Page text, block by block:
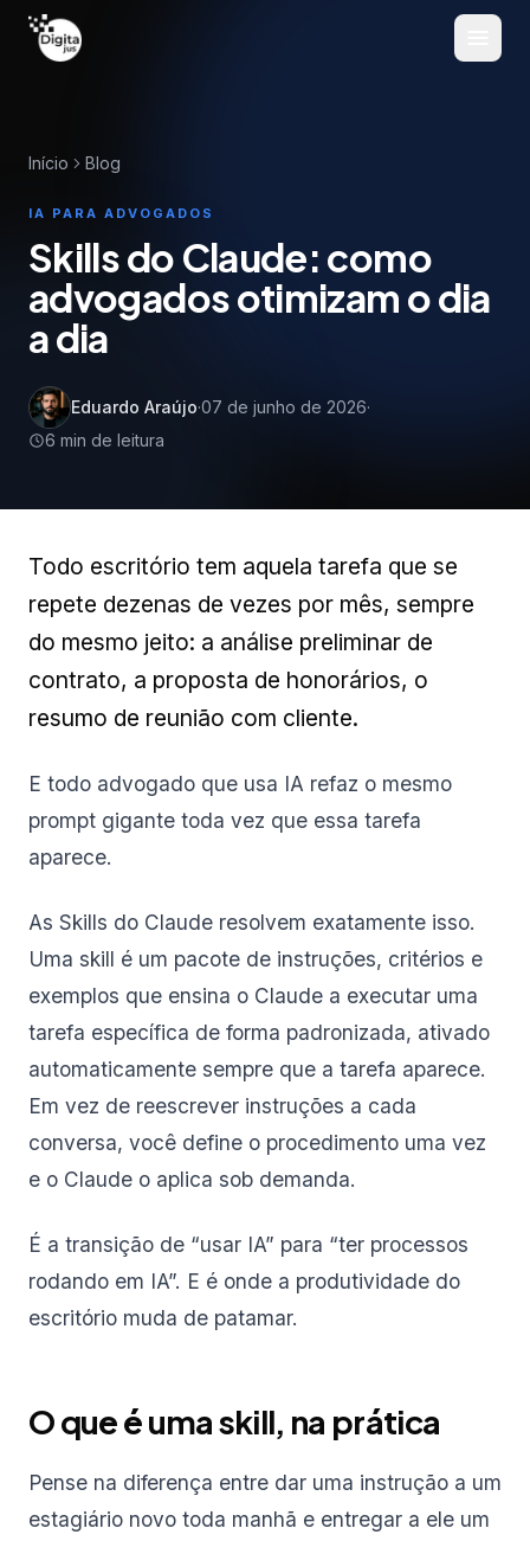
Pular para o conteúdo
Início Blog
IA PARA ADVOGADOS
Skills do Claude: como
advogados otimizam o dia
a dia
Eduardo Araújo·07 de junho de 2026·
6 min de leitura
Todo escritório tem aquela tarefa que se
repete dezenas de vezes por mês, sempre
do mesmo jeito: a análise preliminar de
contrato, a proposta de honorários, o
resumo de reunião com cliente.
E todo advogado que usa IA refaz o mesmo
prompt gigante toda vez que essa tarefa
aparece.
As Skills do Claude resolvem exatamente isso.
Uma skill é um pacote de instruções, critérios e
exemplos que ensina o Claude a executar uma
tarefa específica de forma padronizada, ativado
automaticamente sempre que a tarefa aparece.
Em vez de reescrever instruções a cada
conversa, você define o procedimento uma vez
e o Claude o aplica sob demanda.
É a transição de “usar IA” para “ter processos
rodando em IA”. E é onde a produtividade do
escritório muda de patamar.
O que é uma skill, na prática
Pense na diferença entre dar uma instrução a um
estagiário novo toda manhã e entregar a ele um